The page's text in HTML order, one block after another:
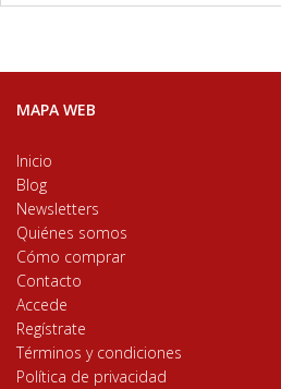
MAPA WEB
Inicio
Blog
Newsletters
Quiénes somos
Cómo comprar
Contacto
Accede
Regístrate
Términos y condiciones
Política de privacidad